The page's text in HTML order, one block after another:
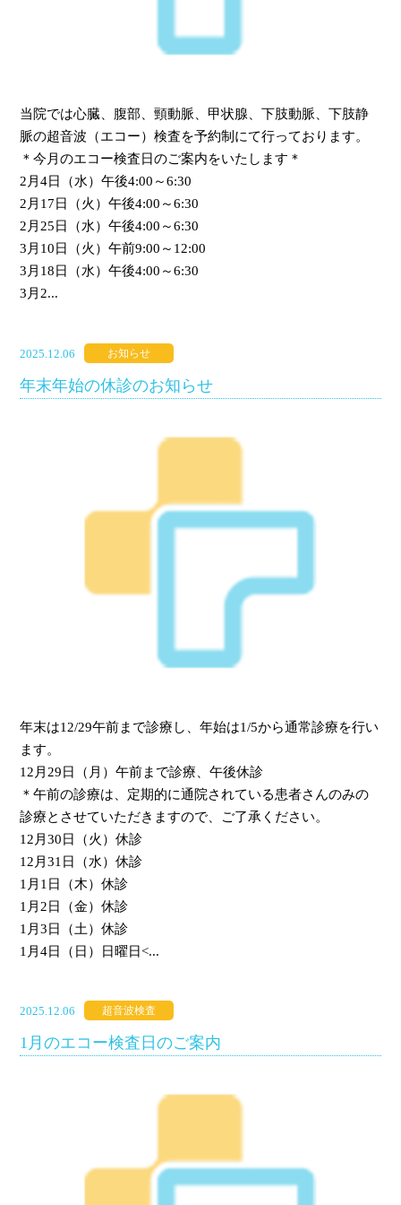
当院では心臓、腹部、頸動脈、甲状腺、下肢動脈、下肢静
脈の超音波（エコー）検査を予約制にて行っております。
＊今月のエコー検査日のご案内をいたします＊
2月4日（水）午後4:00～6:30
2月17日（火）午後4:00～6:30
2月25日（水）午後4:00～6:30
3月10日（火）午前9:00～12:00
3月18日（水）午後4:00～6:30
3月2...
2025.12.06 お知らせ
年末年始の休診のお知らせ
年末は12/29午前まで診療し、年始は1/5から通常診療を行い
ます。
12月29日（月）午前まで診療、午後休診
＊午前の診療は、定期的に通院されている患者さんのみの
診療とさせていただきますので、ご了承ください。
12月30日（火）休診
12月31日（水）休診
1月1日（木）休診
1月2日（金）休診
1月3日（土）休診
1月4日（日）日曜日<...
2025.12.06 超音波検査
1月のエコー検査日のご案内